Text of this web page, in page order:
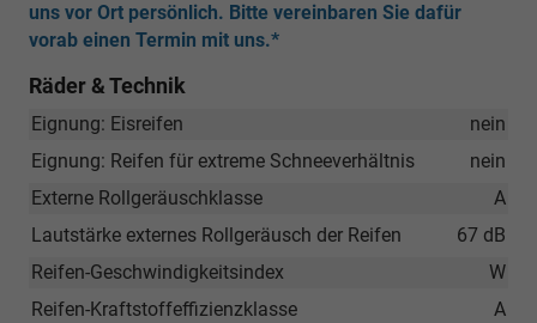
uns vor Ort persönlich. Bitte vereinbaren Sie dafür
vorab einen Termin mit uns.*
Räder & Technik
nein
Eignung: Eisreifen
nein
Eignung: Reifen für extreme Schneeverhältnis
A
Externe Rollgeräuschklasse
67 dB
Lautstärke externes Rollgeräusch der Reifen
W
Reifen-Geschwindigkeitsindex
A
Reifen-Kraftstoffeffizienzklasse